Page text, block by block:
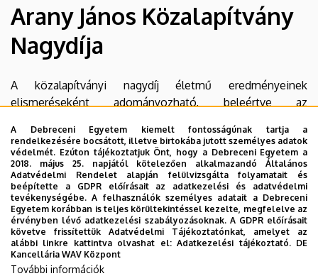
Agrár
Kutatóintézetek
és
Tangazdaság
(AKIT)
Arany János Közalapítvány
Nagydíja
A közalapítványi nagydíj életmű eredményeinek
elismeréseként adományozható, beleértve az
Dr. Bocz Ernő
Beosztás: professor emeritus
Szervezet:Mezőgazdaságtudományi
Kar
A Debreceni Egyetem kiemelt fontosságúnak tartja a
rendelkezésére bocsátott, illetve birtokába jutott személyes adatok
védelmét. Ezúton tájékoztatjuk Önt, hogy a Debreceni Egyetem a
2018. május 25. napjától kötelezően alkalmazandó Általános
Adatvédelmi Rendelet alapján felülvizsgálta folyamatait és
beépítette a GDPR előírásait az adatkezelési és adatvédelmi
tevékenységébe. A felhasználók személyes adatait a Debreceni
Egyetem korábban is teljes körültekintéssel kezelte, megfelelve az
érvényben lévő adatkezelési szabályozásoknak. A GDPR előírásait
követve frissítettük Adatvédelmi Tájékoztatónkat, amelyet az
alábbi linkre kattintva olvashat el:Adatkezelési tájékoztató. DE
Kancellária WAV Központ
További információk